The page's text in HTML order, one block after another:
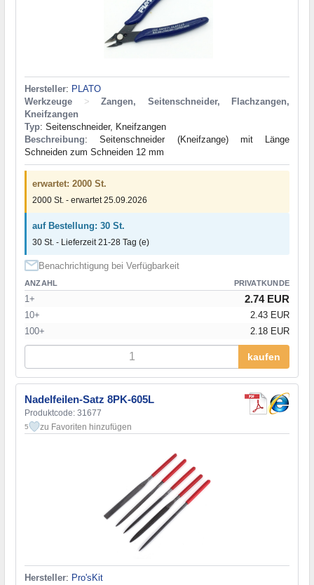
Hersteller: PLATO
Werkzeuge
>
Zangen, Seitenschneider, Flachzangen,
Kneifzangen
Typ: Seitenschneider, Kneifzangen
Beschreibung: Seitenschneider (Kneifzange) mit Länge
Schneiden zum Schneiden 12 mm
erwartet: 2000 St.
2000 St. - erwartet 25.09.2026
auf Bestellung: 30 St.
30 St. - Lieferzeit 21-28 Tag (e)
Benachrichtigung bei Verfügbarkeit
ANZAHL PRIVATKUNDE
1+ 2.74 EUR
10+
2.43 EUR
100+
2.18 EUR
kaufen
Nadelfeilen-Satz 8PK-605L
Produktcode: 31677
5 zu Favoriten hinzufügen
Hersteller: Pro'sKit